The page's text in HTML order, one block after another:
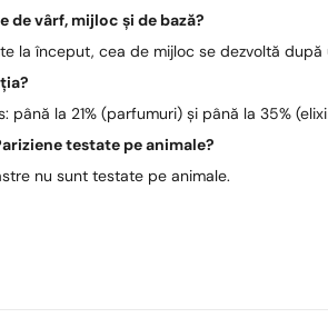
de vârf, mijloc și de bază?
la început, cea de mijloc se dezvoltă
până la 21% (parfumuri) și până la 35%
testate pe animale?
nu sunt testate pe animale.